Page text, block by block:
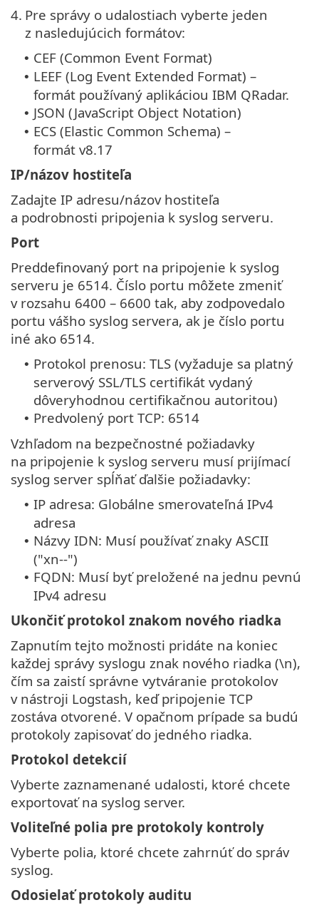
4. Pre správy o udalostiach vyberte jeden
z nasledujúcich formátov:
• CEF (Common Event Format)
• LEEF (Log Event Extended Format) –
formát používaný aplikáciou IBM QRadar.
• JSON (JavaScript Object Notation)
• ECS (Elastic Common Schema) –
formát v8.17
IP/názov hostiteľa
Zadajte IP adresu/názov hostiteľa
a podrobnosti pripojenia k syslog serveru.
Port
Preddefinovaný port na pripojenie k syslog
serveru je 6514. Číslo portu môžete zmeniť
v rozsahu 6400 – 6600 tak, aby zodpovedalo
portu vášho syslog servera, ak je číslo portu
iné ako 6514.
• Protokol prenosu: TLS (vyžaduje sa platný
serverový SSL/TLS certifikát vydaný
dôveryhodnou certifikačnou autoritou)
• Predvolený port TCP: 6514
Vzhľadom na bezpečnostné požiadavky
na pripojenie k syslog serveru musí prijímací
syslog server spĺňať ďalšie požiadavky:
• IP adresa: Globálne smerovateľná IPv4
adresa
• Názvy IDN: Musí používať znaky ASCII
("xn--")
• FQDN: Musí byť preložené na jednu pevnú
IPv4 adresu
Ukončiť protokol znakom nového riadka
Zapnutím tejto možnosti pridáte na koniec
každej správy syslogu znak nového riadka (\n),
čím sa zaistí správne vytváranie protokolov
v nástroji Logstash, keď pripojenie TCP
zostáva otvorené. V opačnom prípade sa budú
protokoly zapisovať do jedného riadka.
Protokol detekcií
Vyberte zaznamenané udalosti, ktoré chcete
exportovať na syslog server.
Voliteľné polia pre protokoly kontroly
Vyberte polia, ktoré chcete zahrnúť do správ
syslog.
Odosielať protokoly auditu